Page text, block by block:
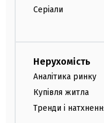
Серіали
Нерухомість
Аналітика ринку
Купівля житла
Тренди і